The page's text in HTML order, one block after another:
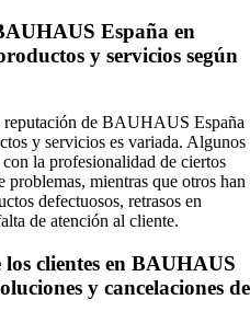
España en
y servicios según
reputación de BAUHAUS España
y servicios es variada. Algunos
la profesionalidad de ciertos
mientras que otros han
defectuosos, retrasos en
de atención al cliente.
los clientes en BAUHAUS
y cancelaciones de